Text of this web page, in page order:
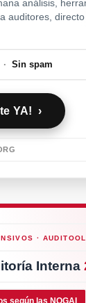
análisis,
auditores,
· Sin spam
YA! ›
· AUDITOOL
Interna
según las NOGAI